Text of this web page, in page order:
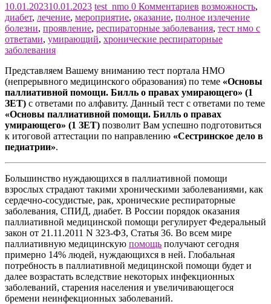
10.01.202310.01.2023 test_nmo 0 Комментариев возможность,
диабет, лечение, мероприятие, оказание, полное излечение
болезни, проявление, респираторные заболевания, тест нмо с
ответами, умирающий, хронические респираторные
заболевания
Представляем Вашему вниманию тест портала НМО
(непрерывного медицинского образования) по теме «Основы
паллиативной помощи. Билль о правах умирающего» (1
ЗЕТ) с ответами по алфавиту. Данный тест с ответами по теме
«Основы паллиативной помощи. Билль о правах
умирающего» (1 ЗЕТ) позволит Вам успешно подготовиться
к итоговой аттестации по направлению «Сестринское дело в
педиатрии».
Большинство нуждающихся в паллиативной помощи
взрослых страдают такими хроническими заболеваниями, как
сердечно-сосудистые, рак, хронические респираторные
заболевания, СПИД, диабет. В России порядок оказания
паллиативной медицинской помощи регулирует Федеральный
закон от 21.11.2011 N 323-ФЗ, Статья 36. Во всем мире
паллиативную медицинскую помощь получают сегодня
примерно 14% людей, нуждающихся в ней. Глобальная
потребность в паллиативной медицинской помощи будет и
далее возрастать вследствие некоторых инфекционных
заболеваний, старения населения и увеличивающегося
бремени неинфекционных заболеваний.